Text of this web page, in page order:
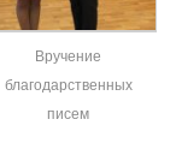
Вручение
благодарственных
писем